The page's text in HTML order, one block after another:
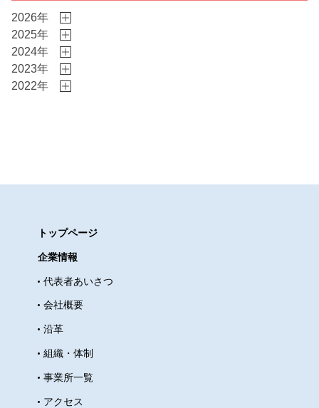
2026年
2025年
2024年
2023年
2022年
トップページ
企業情報
代表者あいさつ
会社概要
沿革
組織・体制
事業所一覧
アクセス